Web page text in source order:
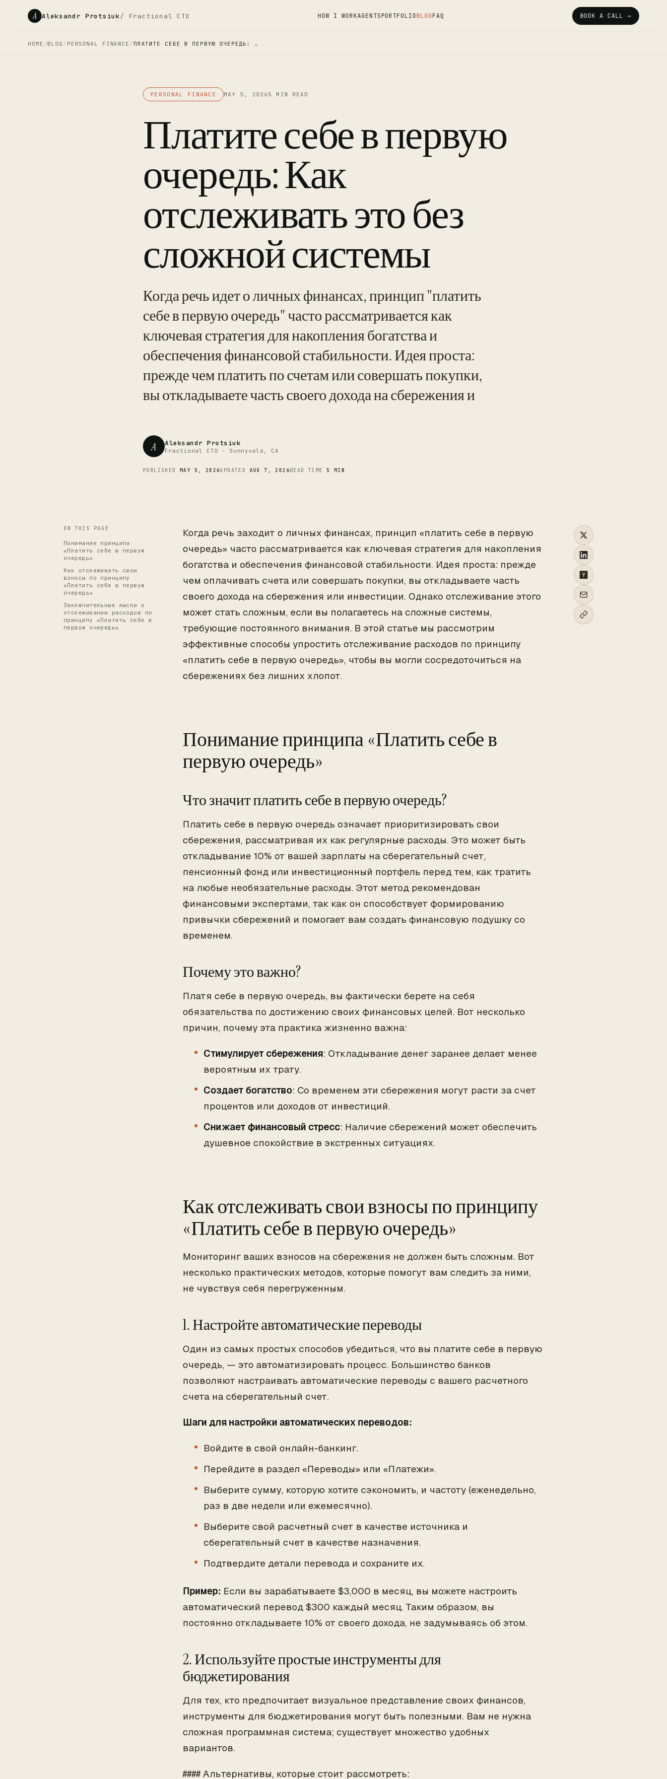
A Aleksandr Protsiuk/ Fractional CTO HOW I WORKAGENTSPORTFOLIOBLOGFAQ BOOK A CALL →
HOME /BLOG / PERSONAL FINANCE / ПЛАТИТЕ СЕБЕ В ПЕРВУЮ ОЧЕРЕДЬ: …
PERSONAL FINANCE MAY 5, 2026 5 MIN READ
Платите себе в первую
очередь: Как
отслеживать это без
сложной системы
Когда речь идет о личных финансах, принцип "платить
себе в первую очередь" часто рассматривается как
ключевая стратегия для накопления богатства и
обеспечения финансовой стабильности. Идея проста:
прежде чем платить по счетам или совершать покупки,
вы откладываете часть своего дохода на сбережения и
A Aleksandr Protsiuk
Fractional CTO - Sunnyvale, CA
PUBLISHED MAY 5, 2026UPDATED AUG 7, 2026READ TIME5 MIN
CTO
ON THIS PAGE
Понимание принципа
«Платить себе в первую
очередь»
Как отслеживать свои
взносы по принципу
«Платить себе в первую
очередь»
Заключительные мысли о
отслеживании расходов по
принципу «Платить себе в
первую очередь»
Когда речь заходит о личных финансах, принцип «платить себе в первую
очередь» часто рассматривается как ключевая стратегия для накопления
богатства и обеспечения финансовой стабильности. Идея проста: прежде
чем оплачивать счета или совершать покупки, вы откладываете часть
своего дохода на сбережения или инвестиции. Однако отслеживание этого
может стать сложным, если вы полагаетесь на сложные системы,
требующие постоянного внимания. В этой статье мы рассмотрим
эффективные способы упростить отслеживание расходов по принципу
«платить себе в первую очередь», чтобы вы могли сосредоточиться на
сбережениях без лишних хлопот.
Понимание принципа «Платить себе в
первую очередь»
Что значит платить себе в первую очередь?
Платить себе в первую очередь означает приоритизировать свои
сбережения, рассматривая их как регулярные расходы. Это может быть
откладывание 10% от вашей зарплаты на сберегательный счет,
пенсионный фонд или инвестиционный портфель перед тем, как тратить
на любые необязательные расходы. Этот метод рекомендован
финансовыми экспертами, так как он способствует формированию
привычки сбережений и помогает вам создать финансовую подушку со
временем.
Почему это важно?
Платя себе в первую очередь, вы фактически берете на себя
обязательства по достижению своих финансовых целей. Вот несколько
причин, почему эта практика жизненно важна:
Стимулирует сбережения: Откладывание денег заранее делает менее
вероятным их трату.
Создает богатство: Со временем эти сбережения могут расти за счет
процентов или доходов от инвестиций.
Снижает финансовый стресс: Наличие сбережений может обеспечить
душевное спокойствие в экстренных ситуациях.
Как отслеживать свои взносы по принципу
«Платить себе в первую очередь»
Мониторинг ваших взносов на сбережения не должен быть сложным. Вот
несколько практических методов, которые помогут вам следить за ними,
не чувствуя себя перегруженным.
1. Настройте автоматические переводы
Один из самых простых способов убедиться, что вы платите себе в первую
очередь, — это автоматизировать процесс. Большинство банков
позволяют настраивать автоматические переводы с вашего расчетного
счета на сберегательный счет.
Шаги для настройки автоматических переводов:
Войдите в свой онлайн-банкинг.
Перейдите в раздел «Переводы» или «Платежи».
Выберите сумму, которую хотите сэкономить, и частоту (еженедельно,
раз в две недели или ежемесячно).
Выберите свой расчетный счет в качестве источника и
сберегательный счет в качестве назначения.
Подтвердите детали перевода и сохраните их.
Пример: Если вы зарабатываете $3,000 в месяц, вы можете настроить
автоматический перевод $300 каждый месяц. Таким образом, вы
постоянно откладываете 10% от своего дохода, не задумываясь об этом.
2. Используйте простые инструменты для
бюджетирования
Для тех, кто предпочитает визуальное представление своих финансов,
инструменты для бюджетирования могут быть полезными. Вам не нужна
сложная программная система; существует множество удобных
вариантов.
#### Альтернативы, которые стоит рассмотреть: